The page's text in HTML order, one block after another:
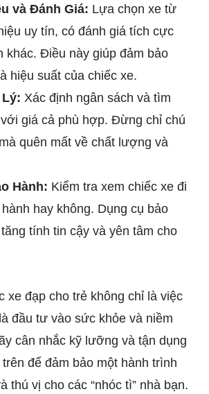
và Đánh Giá: Lựa chọn xe từ
uy tín, có đánh giá tích cực
khác. Điều này giúp đảm bảo
hiệu suất của chiếc xe.
Xác định ngân sách và tìm
giá cả phù hợp. Đừng chỉ chú
quên mất về chất lượng và
Hành: Kiểm tra xem chiếc xe đi
hay không. Dụng cụ bảo
tính tin cậy và yên tâm cho
xe đạp cho trẻ không chỉ là việc
đầu tư vào sức khỏe và niềm
cân nhắc kỹ lưỡng và tận dụng
để đảm bảo một hành trình
thú vị cho các “nhóc tì” nhà bạn.